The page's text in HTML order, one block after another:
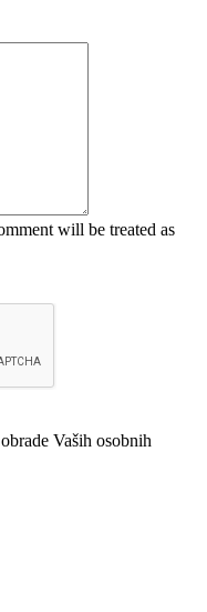
will be treated as
Vaših osobnih